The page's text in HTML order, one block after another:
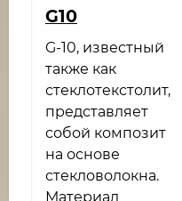
G10
G-10, известный
также как
стеклотекстолит,
представляет
собой композит
на основе
стекловолокна.
Материал